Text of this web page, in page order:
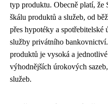
typ produktu. Obecně platí, že
škálu produktů a služeb, od
přes hypotéky a
služby privátního
produktů je vysoká a
výhodnějších úrokových
služeb.